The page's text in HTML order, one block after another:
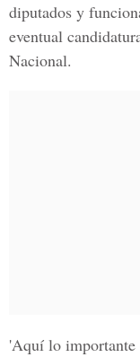
diputados y
eventual
Nacional.
'Aquí lo importante